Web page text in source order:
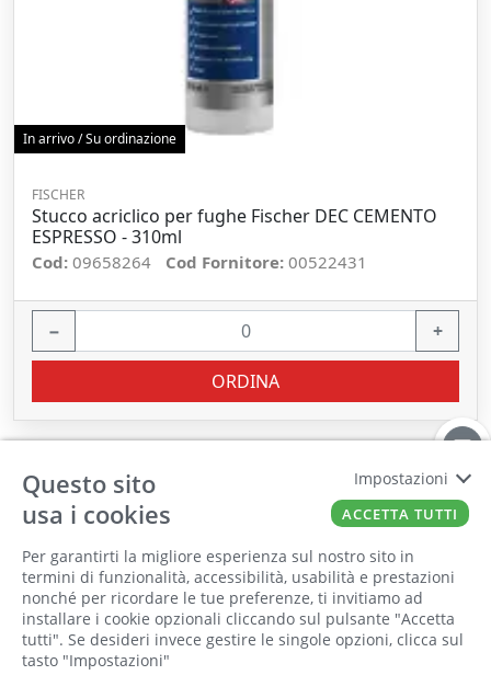
Il punto vendita, gli uffici e il magazzino
saranno chiusi per ferie dall'8 al 25 Agosto
2026 compresi.
In arrivo / Su ordinazione
FISCHER
Stucco acriclico per fughe Fischer DEC CEMENTO
ESPRESSO - 310ml
Cod: 09658264 Cod Fornitore: 00522431
− +
ORDINA
Questo sito
usa i cookies
Per garantirti la migliore esperienza sul nostro sito in
termini di funzionalità, accessibilità, usabilità e prestazioni
nonché per ricordare le tue preferenze, ti invitiamo ad
installare i cookie opzionali cliccando sul pulsante "Accetta
tutti". Se desideri invece gestire le singole opzioni, clicca sul
tasto "Impostazioni"
Impostazioni
ACCETTA TUTTI